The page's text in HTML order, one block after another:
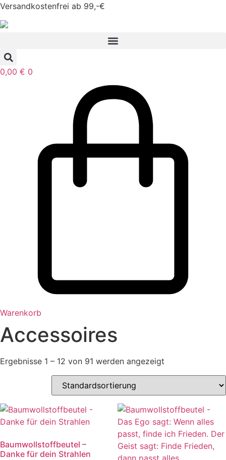
Zum
Inhalt
springen
Versandkostenfrei ab 99,-€
0,00 € 0
Warenkorb
Accessoires
Ergebnisse 1 – 12 von 91 werden angezeigt
Baumwollstoffbeutel –
Danke für dein Strahlen